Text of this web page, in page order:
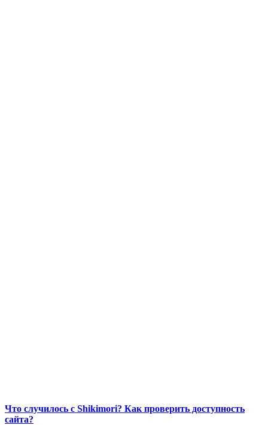
Что случилось с Shikimori? Как проверить доступность
сайта?